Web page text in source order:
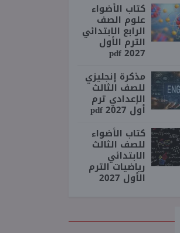
كتاب الأضواء
علوم الصف
الرابع الابتدائي
الترم الأول
2027 pdf
مذكرة إنجليزي
للصف الثالث
الإعدادي ترم
أول 2027 pdf
كتاب الأضواء
للصف الثالث
الابتدائي
رياضيات الترم
الأول 2027